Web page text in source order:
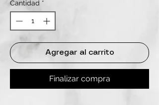
Cantidad *
Agregar al carrito
Finalizar compra